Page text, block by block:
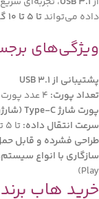
داده می‌تواندتا 5 تا 10 گیگابیت بر ثانیه
ویژگی‌های
پشتیبانی از USB 3.1
تعداد پورت:
پورت شارژ Type‑C (شارژر/شارژ از طریق Type‑C)
سرعت انتقال داده:تا 5 تا 10 گیگابیت بر ثانیه
طراحی فشرده و قابل
سازگاری با انواع
Play)